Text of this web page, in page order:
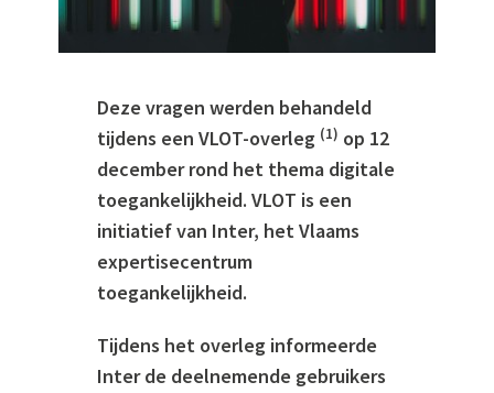
Deze vragen werden behandeld
tijdens een VLOT-overleg (1) op 12
december rond het thema digitale
toegankelijkheid. VLOT is een
initiatief van Inter, het Vlaams
expertisecentrum
toegankelijkheid.
Tijdens het overleg informeerde
Inter de deelnemende gebruikers